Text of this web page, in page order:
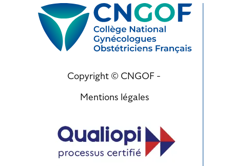
Copyright © CNGOF -
Mentions légales